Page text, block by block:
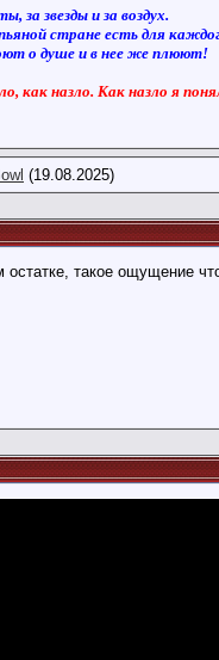
за звезды и за воздух.
стране есть для
о душе и в нее же плюют!
как назло. Как назло я
(19.08.2025)
остатке, такое ощущение